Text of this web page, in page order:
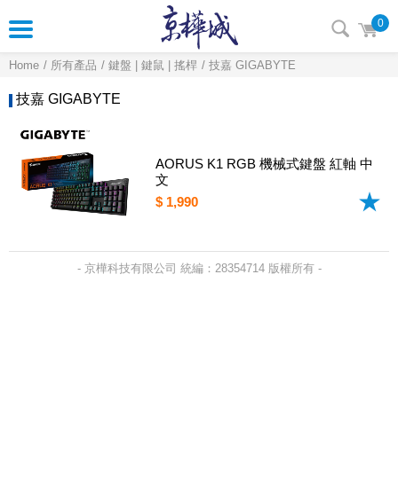
0
Home 所有產品 鍵盤 | 鍵鼠 | 搖桿 技嘉 GIGABYTE
技嘉 GIGABYTE
AORUS K1 RGB 機械式鍵盤 紅軸 中
文
$ 1,990
- 京樺科技有限公司 統編：28354714 版權所有 -